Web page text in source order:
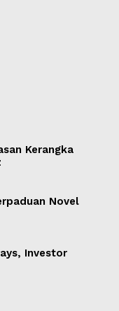
Kerangka
Novel
Investor